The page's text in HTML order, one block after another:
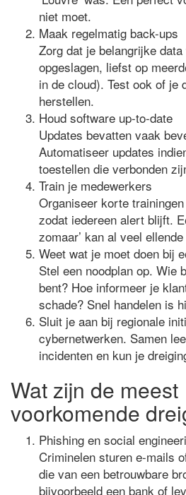
niet moet.
Maak regelmatig back-ups
Zorg dat je belangrijke
opgeslagen, liefst op
in de cloud). Test ook of je
herstellen.
Houd software up-to-date
Updates bevatten vaak
Automatiseer updates
toestellen die verbonden
Train je medewerkers
Organiseer korte
zodat iedereen alert blijft.
zomaar’ kan al veel
Weet wat je moet doen bij
Stel een noodplan op. Wie
bent? Hoe informeer je
schade? Snel handelen is
Sluit je aan bij regionale
cybernetwerken. Samen
incidenten en kun je
Wat zijn de meest
voorkomende
Phishing en social
Criminelen sturen e-mails
die van een betrouwbare
bijvoorbeeld een bank of